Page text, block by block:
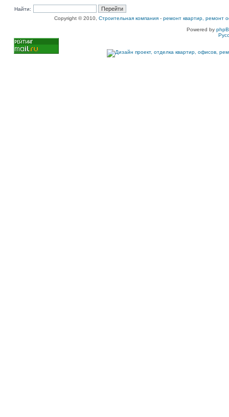
Найти:
Copyright © 2010, Строительная компания - ремонт квартир, ремонт
Powered by